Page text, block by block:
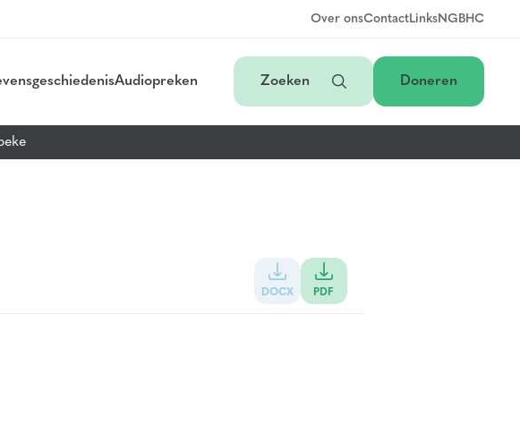
Over onsContactLinksNGBHC
Audiopreken Zoeken Doneren
DOCX PDF